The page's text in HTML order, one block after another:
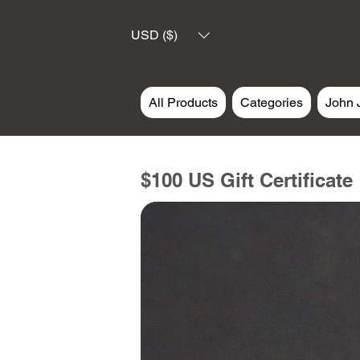
USD ($)
All Products Categories John
$100 US Gift Certificate